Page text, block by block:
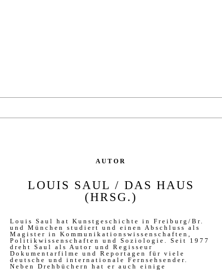
AUTOR
LOUIS SAUL / DAS HAUS
(HRSG.)
Louis Saul hat Kunstgeschichte in Freiburg/Br.
und München studiert und einen Abschluss als
Magister in Kommunikationswissenschaften,
Politikwissenschaften und Soziologie. Seit 1977
dreht Saul als Autor und Regisseur
Dokumentarfilme und Reportagen für viele
deutsche und internationale Fernsehsender.
Neben Drehbüchern hat er auch einige